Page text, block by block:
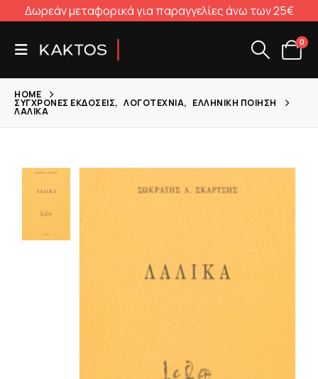
Δωρεάν μεταφορικά για παραγγελίες άνω των 25€
0
HOME
ΣΎΓΧΡΟΝΕΣ ΕΚΔΌΣΕΙΣ, ΛΟΓΟΤΕΧΝΊΑ, ΕΛΛΗΝΙΚΉ ΠΟΊΗΣΗ
ΛΑΛΙΚΑ